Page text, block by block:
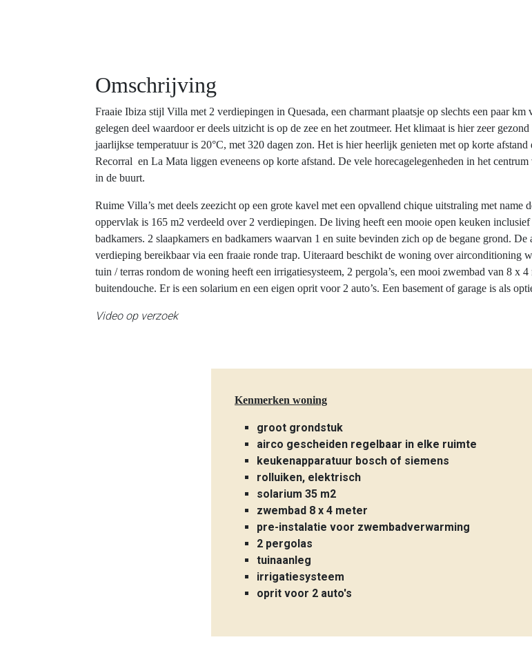
Omschrijving
Fraaie Ibiza stijl Villa met 2 verdiepingen in Quesada, een charmant plaatsje op slechts een paar
gelegen deel waardoor er deels uitzicht is op de zee en het zoutmeer. Het klimaat is hier zeer
jaarlijkse temperatuur is 20°C, met 320 dagen zon. Het is hier heerlijk genieten met op korte
Recorral en La Mata liggen eveneens op korte afstand. De vele horecagelegenheden in het
in de buurt.
Ruime Villa’s met deels zeezicht op een grote kavel met een opvallend chique uitstraling met
oppervlak is 165 m2 verdeeld over 2 verdiepingen. De living heeft een mooie open keuken
badkamers. 2 slaapkamers en badkamers waarvan 1 en suite bevinden zich op de begane grond.
verdieping bereikbaar via een fraaie ronde trap. Uiteraard beschikt de woning over airconditioning
tuin / terras rondom de woning heeft een irrigatiesysteem, 2 pergola’s, een mooi zwembad van 8 x
buitendouche. Er is een solarium en een eigen oprit voor 2 auto’s. Een basement of garage is als
Video op verzoek
Kenmerken woning
groot grondstuk
airco gescheiden regelbaar in elke ruimte
keukenapparatuur bosch of siemens
rolluiken, elektrisch
solarium 35 m2
zwembad 8 x 4 meter
pre-instalatie voor zwembadverwarming
2 pergolas
tuinaanleg
irrigatiesysteem
oprit voor 2 auto's